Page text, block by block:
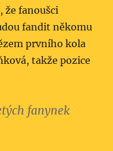
že fanoušci
fandit někomu
prvního kola
takže pozice
fanynek